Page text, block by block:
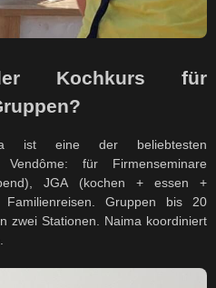
Kochkurs für
ist eine der beliebtesten
für Firmenseminare
JGA (kochen + essen +
Gruppen bis 20
zwei Stationen. Naima koordiniert